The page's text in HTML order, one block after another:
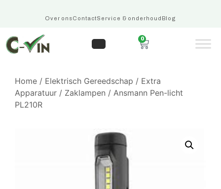
Over onsContactService & onderhoudBlog
0
Home / Elektrisch Gereedschap / Extra
Apparatuur / Zaklampen / Ansmann Pen-licht
PL210R